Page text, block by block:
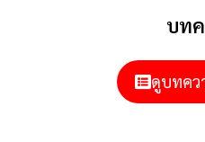
บท
ดูบทคว